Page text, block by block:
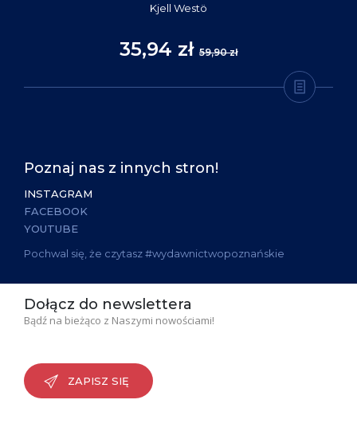
Kjell Westö
35,94 zł 59,90 zł
Poznaj nas z innych stron!
INSTAGRAM
FACEBOOK
YOUTUBE
Pochwal się, że czytasz #wydawnictwopoznańskie
Dołącz do newslettera
Bądź na bieżąco z Naszymi nowościami!
ZAPISZ SIĘ